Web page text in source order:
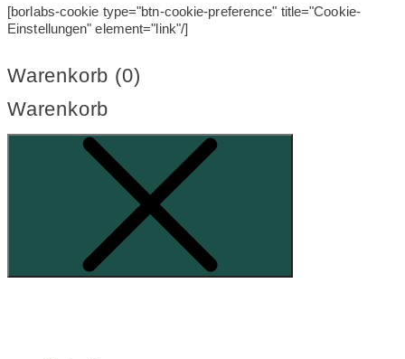
[borlabs-cookie type="btn-cookie-preference" title="Cookie-
Einstellungen" element="link"/]
Warenkorb (0)
Warenkorb